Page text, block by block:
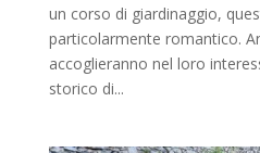
un corso di giardinaggio,
particolarmente romantico.
accoglieranno nel loro
storico di...